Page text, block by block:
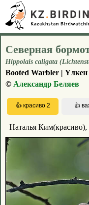
Северная
Hippolais caligata
Booted Warbler | Үлкен
© Александр Беляев
Наталья